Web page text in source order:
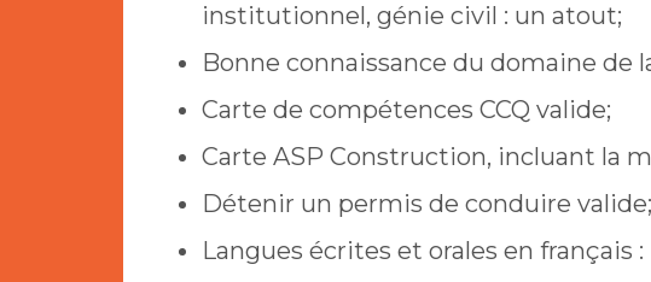
institutionnel, génie civil : un atout;
Bonne connaissance du domaine de
Carte de compétences CCQ valide;
Carte ASP Construction, incluant la
Détenir un permis de conduire valide;
Langues écrites et orales en français